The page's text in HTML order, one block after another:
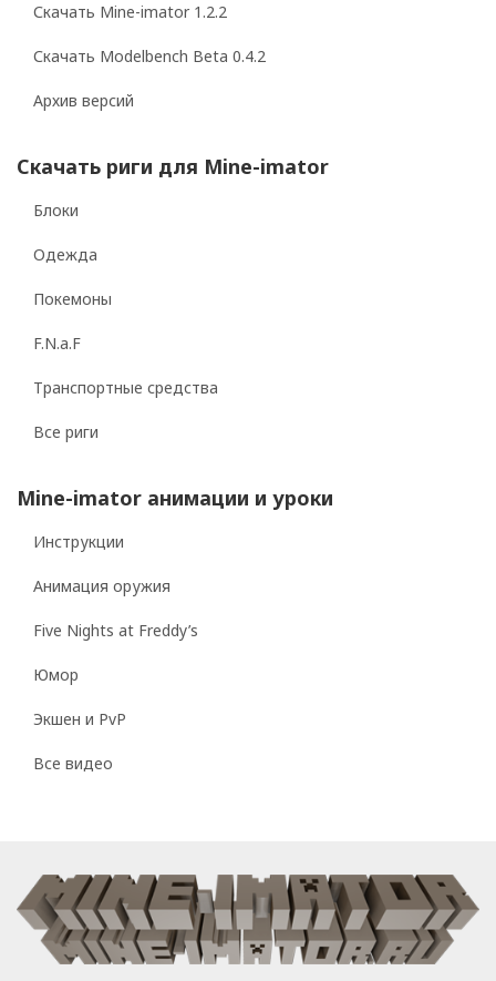
Скачать Mine-imator 1.2.2
Скачать Modelbench Beta 0.4.2
Архив версий
Скачать риги для Mine-imator
Блоки
Одежда
Покемоны
F.N.a.F
Транспортные средства
Все риги
Mine-imator анимации и уроки
Инструкции
Анимация оружия
Five Nights at Freddy’s
Юмор
Экшен и PvP
Все видео